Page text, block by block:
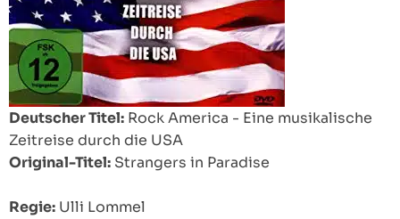
Deutscher Titel: Rock America - Eine musikalische
Zeitreise durch die USA
Original-Titel: Strangers in Paradise
Regie: Ulli Lommel